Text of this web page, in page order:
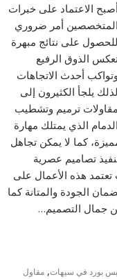
الاعتماد على خبرات
المتخصصين أمر ضروري
للحصول على نتائج مبهرة
الذوق الرفيع
وتواكب أحدث الاتجاهات
لذلك يلجأ الكثيرون إلى
مقاولات ترميم وتشطيب
الدمام الذي يمتلك مهارة
كما لا يمكن تجاهل
تصاميم عصرية
هذه الأعمال على
الجودة والمتانة كما
جمال التصميم…
بورد في سيهات,مقاول